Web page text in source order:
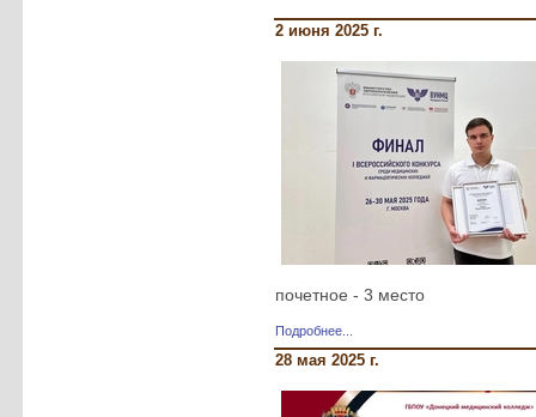
2 июня 2025 г.
почетное - 3 место
Подробнее...
28 мая 2025 г.